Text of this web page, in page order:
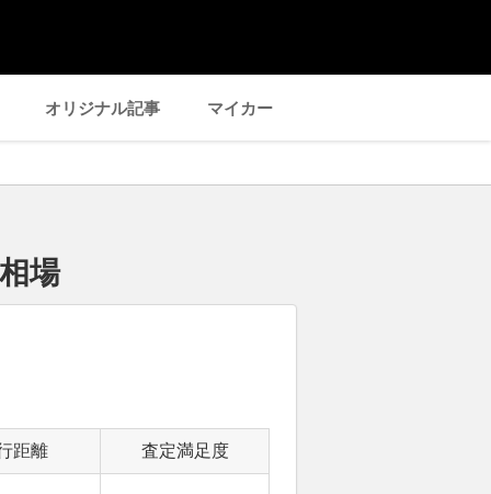
オリジナル記事 マイカー
場
距離 査定満足度